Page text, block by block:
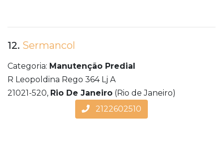
12. Sermancol
Categoria: Manutenção Predial
R Leopoldina Rego 364 Lj A
21021-520, Rio De Janeiro (Rio de Janeiro)
2122602510